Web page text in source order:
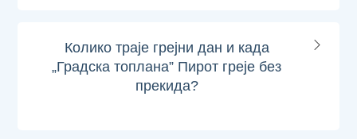
Колико траје грејни дан и када
„Градска топлана” Пирот греје без
прекида?